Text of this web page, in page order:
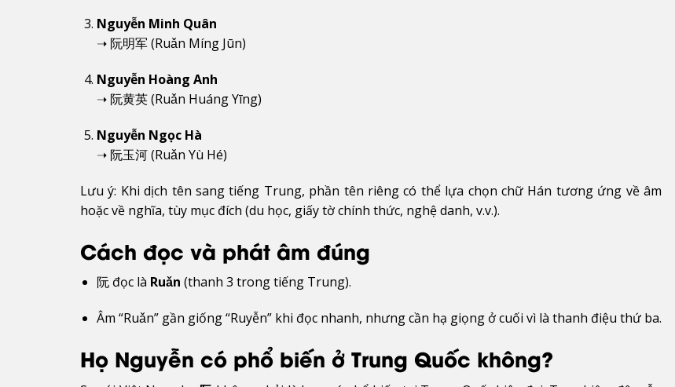
Nguyễn Minh Quân
➝ 阮明军 (Ruǎn Míng Jūn)
Nguyễn Hoàng Anh
➝ 阮黄英 (Ruǎn Huáng Yīng)
Nguyễn Ngọc Hà
➝ 阮玉河 (Ruǎn Yù Hé)
Lưu ý: Khi dịch tên sang tiếng Trung, phần tên riêng có thể lựa chọn chữ Hán tương ứng về âm
hoặc về nghĩa, tùy mục đích (du học, giấy tờ chính thức, nghệ danh, v.v.).
Cách đọc và phát âm đúng
阮 đọc là Ruǎn (thanh 3 trong tiếng Trung).
Âm “Ruǎn” gần giống “Ruyễn” khi đọc nhanh, nhưng cần hạ giọng ở cuối vì là thanh điệu thứ ba.
Họ Nguyễn có phổ biến ở Trung Quốc không?